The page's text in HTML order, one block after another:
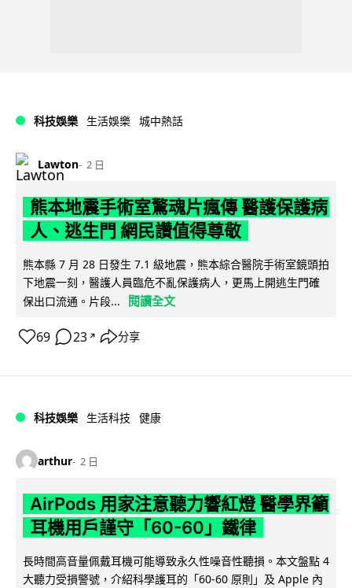
科技娛樂 生活娛樂 城中熱話
Lawton 2 日
熊本地震手術室驚魂片瘋傳 醫護保護病
人、逃生門 網民讚值得尊敬
熊本縣 7 月 28 日發生 7.1 級地震，熊本綜合醫院手術室鏡頭拍
下地震一刻，醫護人員臨危不亂保護病人，更馬上開逃生門確
保出口流通。片段...
閱讀全文
69 23 ↗ 分享
科技娛樂 生活科技 健康
arthur 2 日
AirPods 用家注意聽力響紅燈 醫學界籲
耳機用戶謹守「60-60」鐵律
長時間高音量佩戴耳機可能導致永久性噪音性聽損。本文盤點 4
大聽力受損警號，介紹科學護耳的「60-60 原則」及 Apple 內